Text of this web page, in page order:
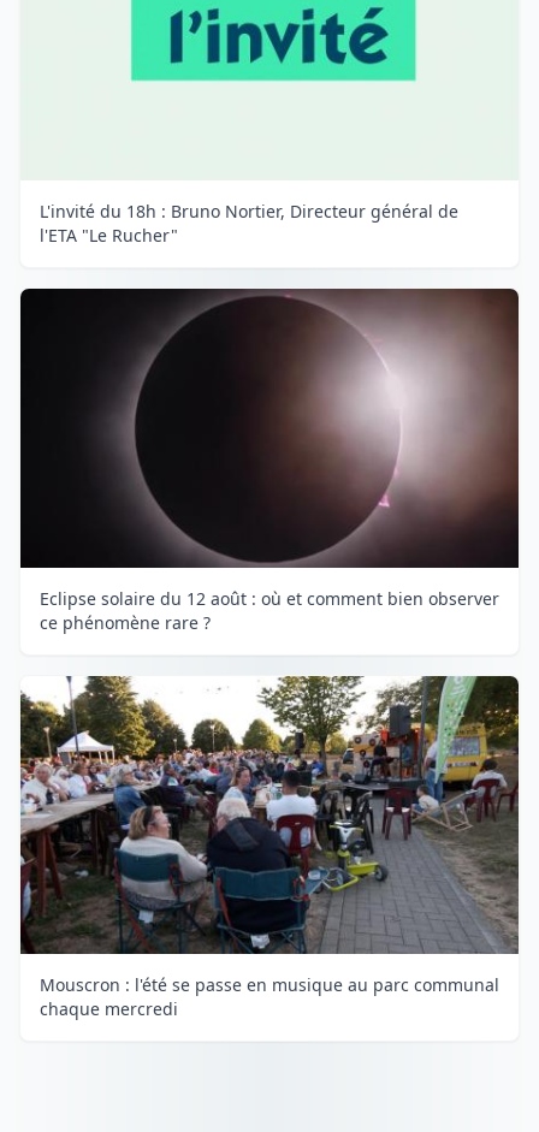
L'invité du 18h : Bruno Nortier, Directeur général de
l'ETA "Le Rucher"
Eclipse solaire du 12 août : où et comment bien observer
ce phénomène rare ?
Mouscron : l'été se passe en musique au parc communal
chaque mercredi